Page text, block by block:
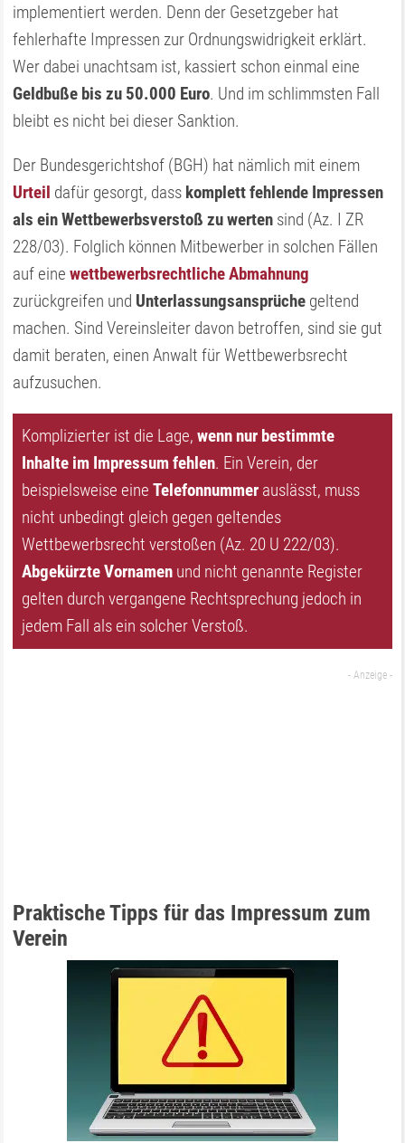
implementiert werden. Denn der Gesetzgeber hat
fehlerhafte Impressen zur Ordnungswidrigkeit erklärt.
Wer dabei unachtsam ist, kassiert schon einmal eine
Geldbuße bis zu 50.000 Euro. Und im schlimmsten Fall
bleibt es nicht bei dieser Sanktion.
Der Bundesgerichtshof (BGH) hat nämlich mit einem
Urteil dafür gesorgt, dass komplett fehlende Impressen
als ein Wettbewerbsverstoß zu werten sind (Az. I ZR
228/03). Folglich können Mitbewerber in solchen Fällen
auf einewettbewerbsrechtliche Abmahnung
zurückgreifen und Unterlassungsansprüche geltend
machen. Sind Vereinsleiter davon betroffen, sind sie gut
damit beraten, einen Anwalt für Wettbewerbsrecht
aufzusuchen.
Komplizierter ist die Lage,wenn nur bestimmte
Inhalte im Impressum fehlen. Ein Verein, der
beispielsweise eineTelefonnummer auslässt, muss
nicht unbedingt gleich gegen geltendes
Wettbewerbsrecht verstoßen (Az. 20 U 222/03).
Abgekürzte Vornamen und nicht genannte Register
gelten durch vergangene Rechtsprechung jedoch in
jedem Fall als ein solcher Verstoß.
Praktische Tipps für das Impressum zum
Verein